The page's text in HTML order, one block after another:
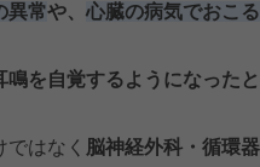
異常や、 心臓の病気でおこる
を自覚するようになったと
はなく 脳神経外科・循環器